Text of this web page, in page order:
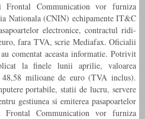
Communication vor furniza
Nationala (CNIN) echipamente IT&C
electronice, contractul ridi­
fara TVA, scrie Mediafax. Oficialii
comentat aceasta informatie. Potrivit
la finele lunii aprilie, valoarea
milioane de euro (TVA inclus).
portabile, statii de lucru, servere
gestiunea si emiterea pasa­poar­telor
Commu­nication vor furniza